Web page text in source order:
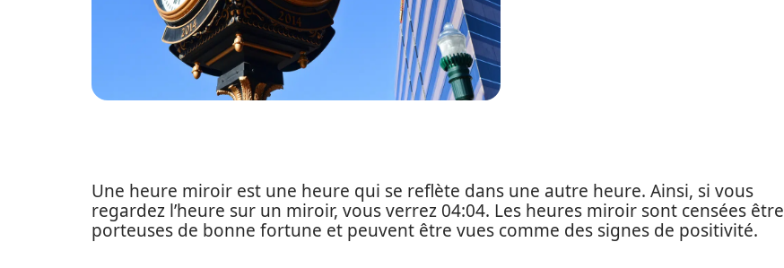
Une heure miroir est une heure qui se reflète dans une autre heure. Ainsi, si vous
regardez l’heure sur un miroir, vous verrez 04:04. Les heures miroir sont censées être
porteuses de bonne fortune et peuvent être vues comme des signes de positivité.